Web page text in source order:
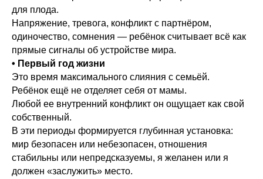
для плода.
Напряжение, тревога, конфликт с партнёром,
одиночество, сомнения — ребёнок считывает всё как
прямые сигналы об устройстве мира.
• Первый год жизни
Это время максимального слияния с семьёй.
Ребёнок ещё не отделяет себя от мамы.
Любой ее внутренний конфликт он ощущает как свой
собственный.
В эти периоды формируется глубинная установка:
мир безопасен или небезопасен, отношения
стабильны или непредсказуемы, я желанен или я
должен «заслужить» место.